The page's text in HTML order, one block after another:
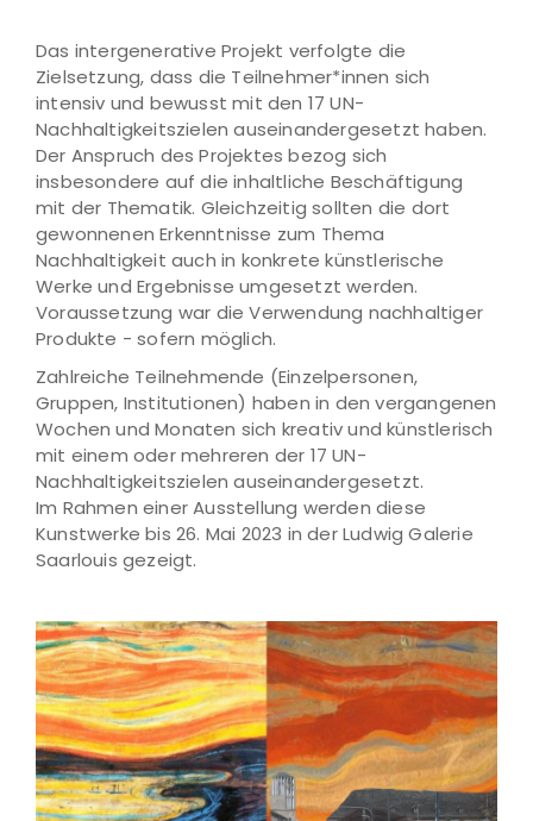
Das intergenerative Projekt verfolgte die
Zielsetzung, dass die Teilnehmer*innen sich
intensiv und bewusst mit den 17 UN-
Nachhaltigkeitszielen auseinandergesetzt haben.
Der Anspruch des Projektes bezog sich
insbesondere auf die inhaltliche Beschäftigung
mit der Thematik. Gleichzeitig sollten die dort
gewonnenen Erkenntnisse zum Thema
Nachhaltigkeit auch in konkrete künstlerische
Werke und Ergebnisse umgesetzt werden.
Voraussetzung war die Verwendung nachhaltiger
Produkte - sofern möglich.
Zahlreiche Teilnehmende (Einzelpersonen,
Gruppen, Institutionen) haben in den vergangenen
Wochen und Monaten sich kreativ und künstlerisch
mit einem oder mehreren der 17 UN-
Nachhaltigkeitszielen auseinandergesetzt.
Im Rahmen einer Ausstellung werden diese
Kunstwerke bis 26. Mai 2023 in der Ludwig Galerie
Saarlouis gezeigt.